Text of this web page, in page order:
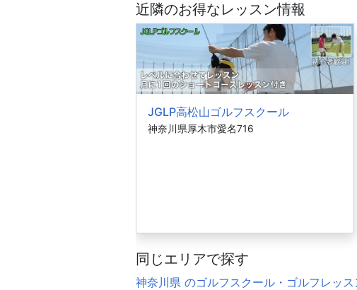
近隣のお得なレッスン情報
JGLP高松山ゴルフスクール
神奈川県厚木市愛名716
同じエリアで探す
神奈川県 のゴルフスクール・ゴルフレッス